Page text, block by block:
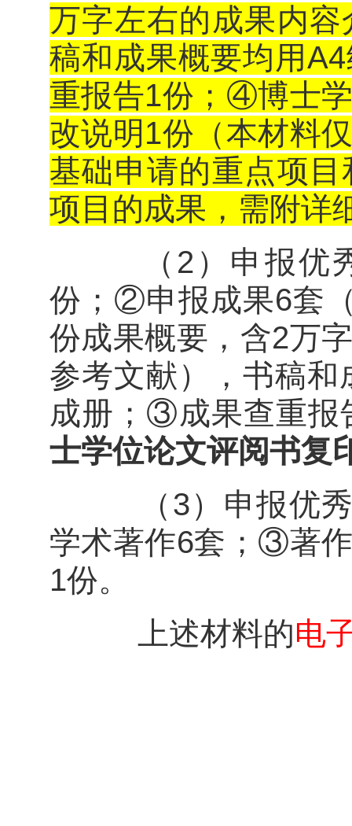
万字左右的成果内
稿和成果概要均用
重报告1份；④博士
改说明1份（本材料
基础申请的重点项
项目的成果，需附详
（2）申报优秀
份；②申报成果6套
份成果概要，含2万
参考文献），书稿
成册；③成果查重
士学位论文评阅书复
（3）申报优秀
学术著作6套；③著
1份。
上述材料的电